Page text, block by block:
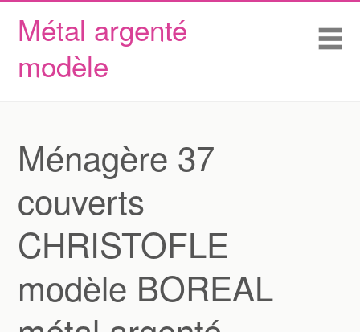
Métal argenté
modèle
Skip to content
Accueil
Conditions d’utilisation
Ménagère 37
couverts
CHRISTOFLE
modèle BOREAL